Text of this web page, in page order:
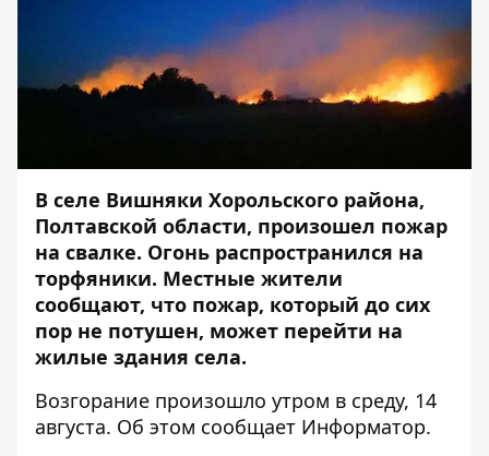
В селе Вишняки Хорольского района,
Полтавской области, произошел пожар
на свалке. Огонь распространился на
торфяники. Местные жители
сообщают, что пожар, который до сих
пор не потушен, может перейти на
жилые здания села.
Возгорание произошло утром в среду, 14
августа. Об этом сообщает Информатор.